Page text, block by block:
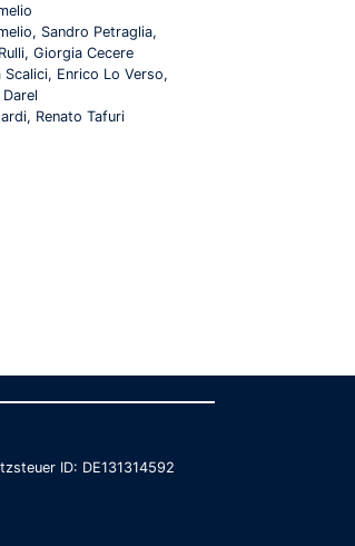
Sandro Petraglia,
Giorgia Cecere
Scalici, Enrico Lo Verso,
Renato Tafuri
ID: DE131314592